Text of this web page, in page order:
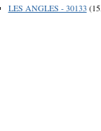
LES ANGLES - 30133